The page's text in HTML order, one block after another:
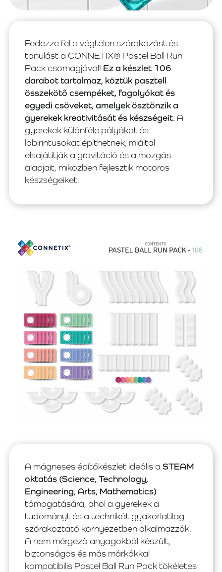
Fedezze fel a végtelen szórakozást és
tanulást a CONNETIX® Pastel Ball Run
Pack csomagjával! Ez a készlet 106
darabot tartalmaz, köztük pasztell
összekötő csempéket, fagolyókat és
egyedi csöveket, amelyek ösztönzik a
gyerekek kreativitását és készségeit. A
gyerekek különféle pályákat és
labirintusokat építhetnek, miáltal
elsajátítják a gravitáció és a mozgás
alapjait, miközben fejlesztik motoros
készségeiket.
A mágneses építőkészlet ideális a STEAM
oktatás (Science, Technology,
Engineering, Arts, Mathematics)
támogatására, ahol a gyerekek a
tudományt és a technikát gyakorlatilag
szórakoztató környezetben alkalmazzák.
A nem mérgező anyagokból készült,
biztonságos és más márkákkal
kompatibilis Pastel Ball Run Pack tökéletes